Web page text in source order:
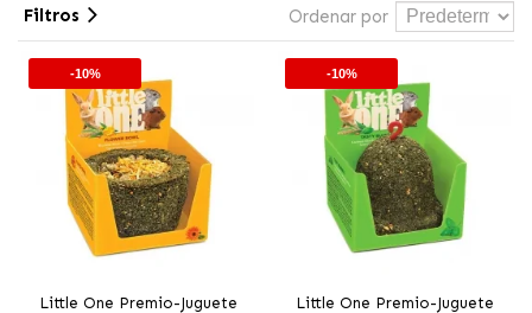
Ordenar por
Filtros
-10%
Little One Premio-Juguete
-10%
Little One Premio-Juguete